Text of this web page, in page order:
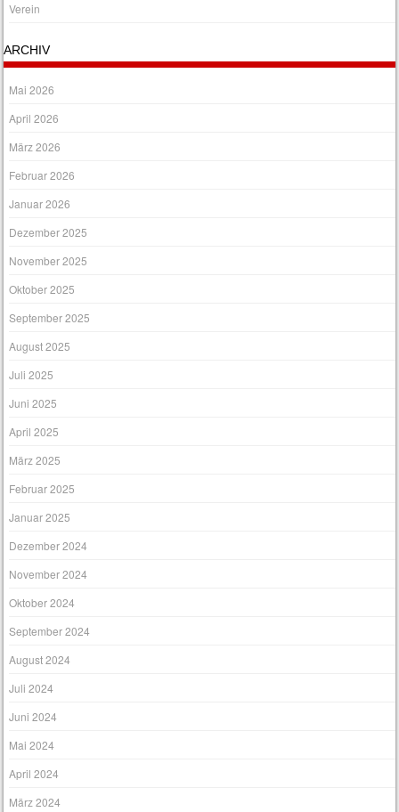
Verein
ARCHIV
Mai 2026
April 2026
März 2026
Februar 2026
Januar 2026
Dezember 2025
November 2025
Oktober 2025
September 2025
August 2025
Juli 2025
Juni 2025
April 2025
März 2025
Februar 2025
Januar 2025
Dezember 2024
November 2024
Oktober 2024
September 2024
August 2024
Juli 2024
Juni 2024
Mai 2024
April 2024
März 2024